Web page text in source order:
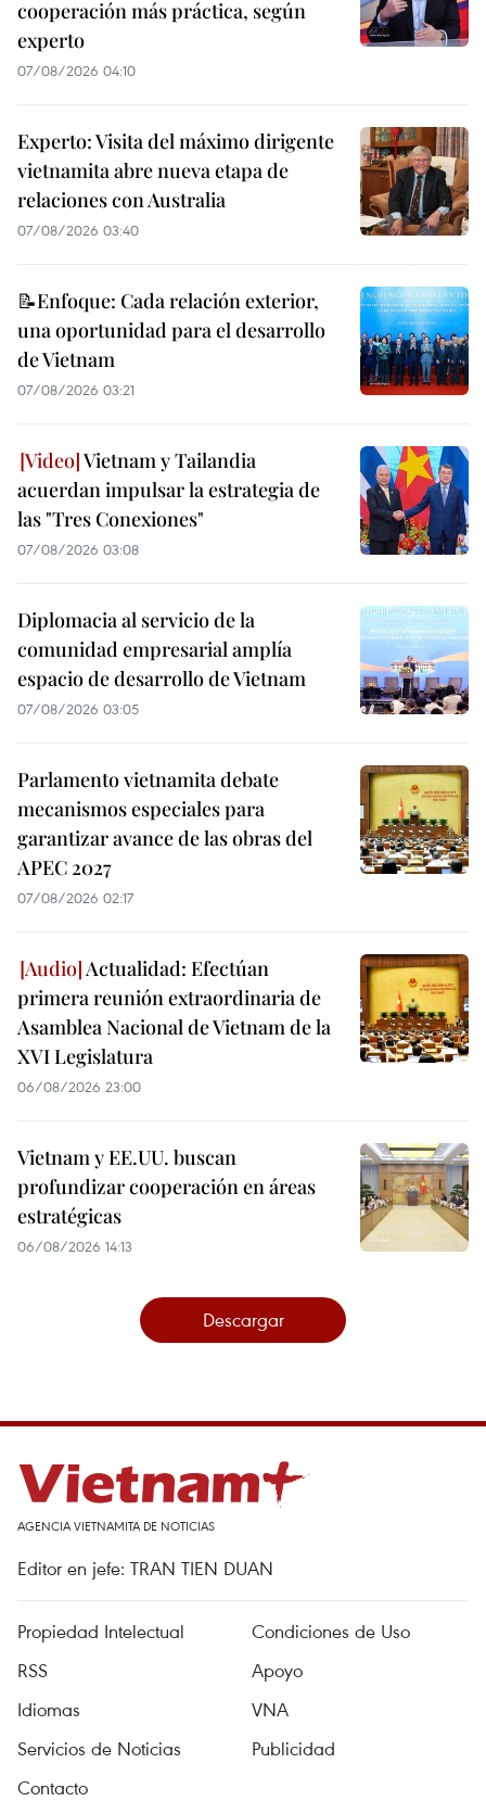
cooperación más práctica, según
experto
07/08/2026 04:10
Experto: Visita del máximo dirigente
vietnamita abre nueva etapa de
relaciones con Australia
07/08/2026 03:40
📝Enfoque: Cada relación exterior,
una oportunidad para el desarrollo
de Vietnam
07/08/2026 03:21
Vietnam y Tailandia
acuerdan impulsar la estrategia de
las "Tres Conexiones"
07/08/2026 03:08
Diplomacia al servicio de la
comunidad empresarial amplía
espacio de desarrollo de Vietnam
07/08/2026 03:05
Parlamento vietnamita debate
mecanismos especiales para
garantizar avance de las obras del
APEC 2027
07/08/2026 02:17
Actualidad: Efectúan
primera reunión extraordinaria de
Asamblea Nacional de Vietnam de la
XVI Legislatura
06/08/2026 23:00
Vietnam y EE.UU. buscan
profundizar cooperación en áreas
estratégicas
06/08/2026 14:13
Descargar
AGENCIA VIETNAMITA DE NOTICIAS
Editor en jefe: TRAN TIEN DUAN
Propiedad Intelectual
Condiciones de Uso
RSS
Apoyo
Idiomas
VNA
Servicios de Noticias
Publicidad
Contacto